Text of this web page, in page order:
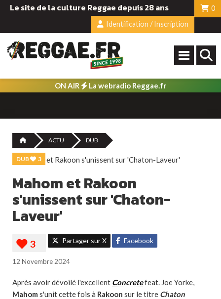
Le site de la culture Reggae depuis 28 ans
0
Identification / Inscription
ON AIR La webradio Reggae.fr
ACTU DUB
DUB 3
Mahom et Rakoon
s'unissent sur 'Chaton-
Laveur'
Partager sur X Facebook
12 Novembre 2024
Après avoir dévoilé l'excellent Concretefeat. Joe Yorke,
Mahom s'unit cette fois à Rakoon sur le titre Chaton